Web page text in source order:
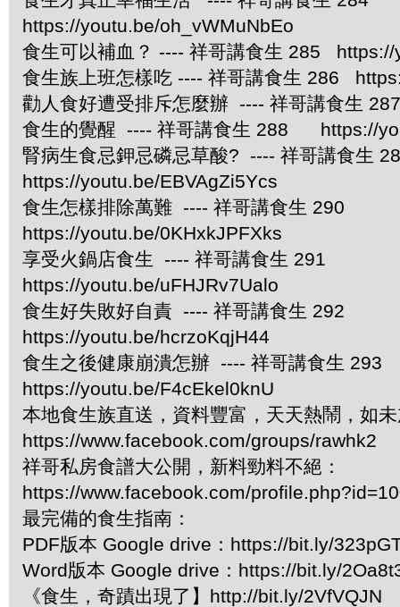
https://youtu.be/oh_vWMuNbEo
食生可以補血？ ---- 祥哥講食生 285
食生族上班怎樣吃 ---- 祥哥講食生 286
勸人食好遭受排斥怎麼辦 ---- 祥哥講食生
食生的覺醒 ---- 祥哥講食生 288 https://
腎病生食忌鉀忌磷忌草酸? ---- 祥哥講食
https://youtu.be/EBVAgZi5Ycs
食生怎樣排除萬難 ---- 祥哥講食生 290
https://youtu.be/0KHxkJPFXks
享受火鍋店食生 ---- 祥哥講食生 291
https://youtu.be/uFHJRv7Ualo
食生好失敗好自責 ---- 祥哥講食生 292
https://youtu.be/hcrzoKqjH44
食生之後健康崩潰怎辦 ---- 祥哥講食生 293
https://youtu.be/F4cEkel0knU
本地食生族直送，資料豐富，天天熱鬧，如
https://www.facebook.com/groups/rawhk2
祥哥私房食譜大公開，新料勁料不絕：
https://www.facebook.com/
最完備的食生指南：
PDF版本 Google drive：https://bit.ly/
Word版本 Google drive：https://bit.ly/
《食生，奇蹟出現了】http://bit.ly/2VfVQJN